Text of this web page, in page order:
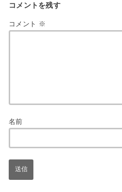
コメントを残す
コメント ※
名前